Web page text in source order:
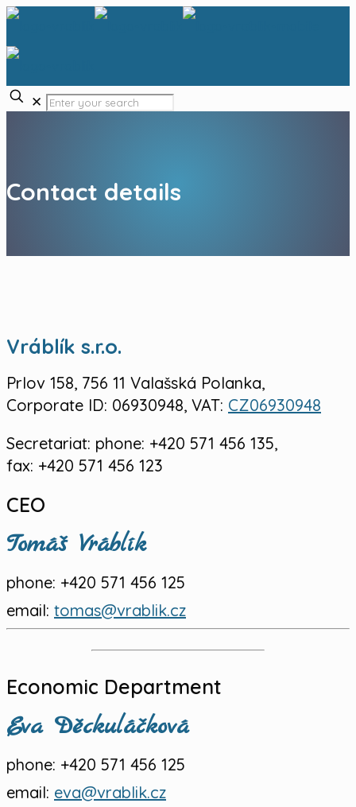
✕
Contact details
Vráblík s.r.o.
Prlov 158, 756 11 Valašská Polanka,
Corporate ID: 06930948, VAT: CZ06930948
Secretariat: phone: +420 571 456 135,
fax: +420 571 456 123
CEO
Tomáš Vráblík
phone: +420 571 456 125
email: tomas@vrablik.cz
Economic Department
Eva Děckuláčková
phone: +420 571 456 125
email: eva@vrablik.cz